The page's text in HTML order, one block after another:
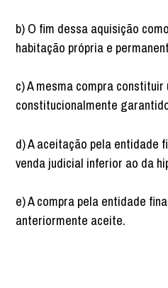
b) O fim dessa aquisição
habitação própria e
c) A mesma compra
constitucionalmente
d) A aceitação pela entidade
venda judicial inferior ao da
e) A compra pela entidade
anteriormente aceite.